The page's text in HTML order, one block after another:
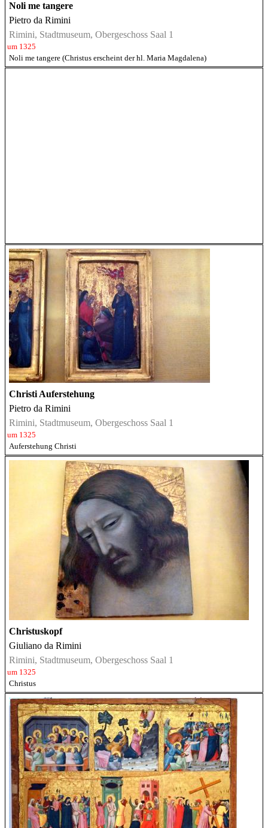
Noli me tangere
Pietro da Rimini
Rimini, Stadtmuseum, Obergeschoss Saal 1
um 1325
Noli me tangere (Christus erscheint der hl. Maria Magdalena)
Christi Auferstehung
Pietro da Rimini
Rimini, Stadtmuseum, Obergeschoss Saal 1
um 1325
Auferstehung Christi
Christuskopf
Giuliano da Rimini
Rimini, Stadtmuseum, Obergeschoss Saal 1
um 1325
Christus